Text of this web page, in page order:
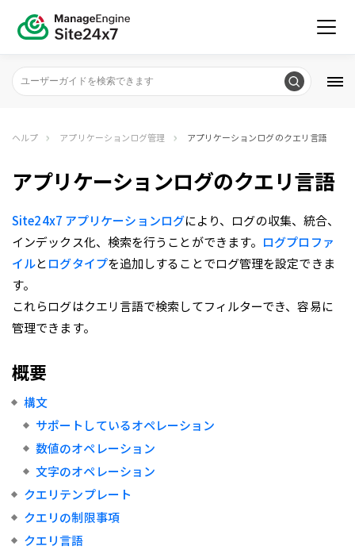
ヘルプ アプリケーションログ管理 アプリケーションログのクエリ言語
アプリケーションログのクエリ言語
Site24x7 アプリケーションログにより、ログの収集、統合、
インデックス化、検索を行うことができます。 ログプロファ
イルとログタイプを追加しすることでログ管理を設定できま
す。
これらログはクエリ言語で検索してフィルターでき、容易に
管理できます。
概要
構文
サポートしているオペレーション
数値のオペレーション
文字のオペレーション
クエリテンプレート
クエリの制限事項
クエリ言語